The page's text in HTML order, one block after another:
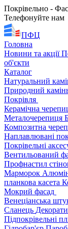
Покрівельно -
Телефонуйте нам
ПФЦ
Головна
Новини та акції
об'єкти
Каталог
Натуральний
Природний
Покрівля
Керамічна
Металочерепиця
Композитна
Наплавлювані
Покрівельні
Вентильований
Профнастил
Марморок
планкова касета
Мокрий фасад
Венеціанська
Сланець
Підпокрівельні